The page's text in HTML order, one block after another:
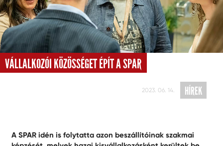
VÁLLALKOZÓI KÖZÖSSÉGET ÉPÍT A SPAR
2023. 06. 14. HÍREK
A SPAR idén is folytatta azon beszállítóinak szakmai